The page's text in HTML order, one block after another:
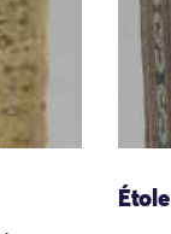
Étole